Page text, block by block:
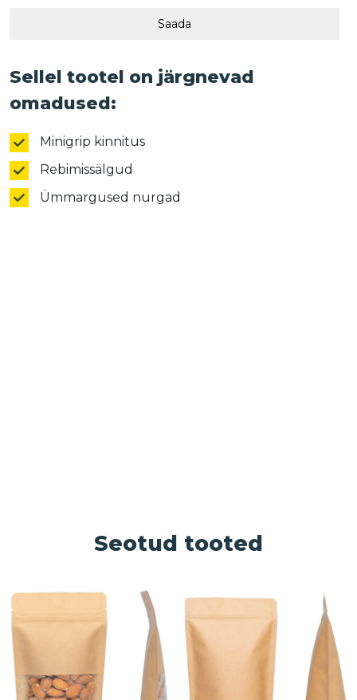
Saada
Sellel tootel on järgnevad
omadused:
Minigrip kinnitus
Rebimissälgud
Ümmargused nurgad
Seotud tooted